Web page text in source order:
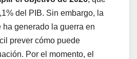
del PIB. Sin embargo, la
ha generado la guerra en
prever cómo puede
Por el momento, el